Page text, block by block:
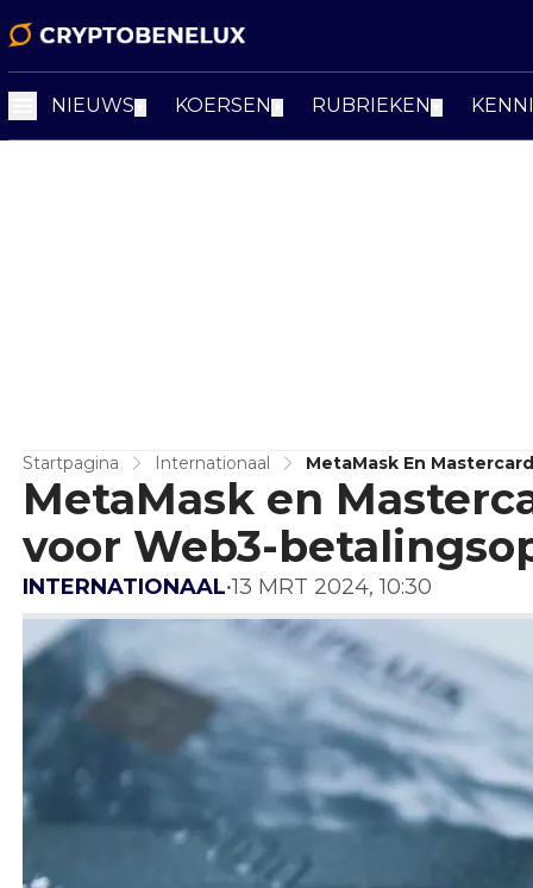
NIEUWS KOERSEN RUBRIEKEN
Startpagina Internationaal MetaMask En
MetaMask en
voor Web3-
INTERNATIONAAL•13 MRT 2024, 10:30